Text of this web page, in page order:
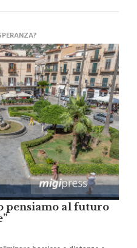
pensiamo al futuro